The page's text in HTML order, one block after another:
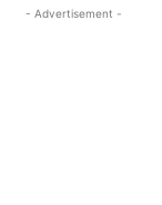
- Advertisement -